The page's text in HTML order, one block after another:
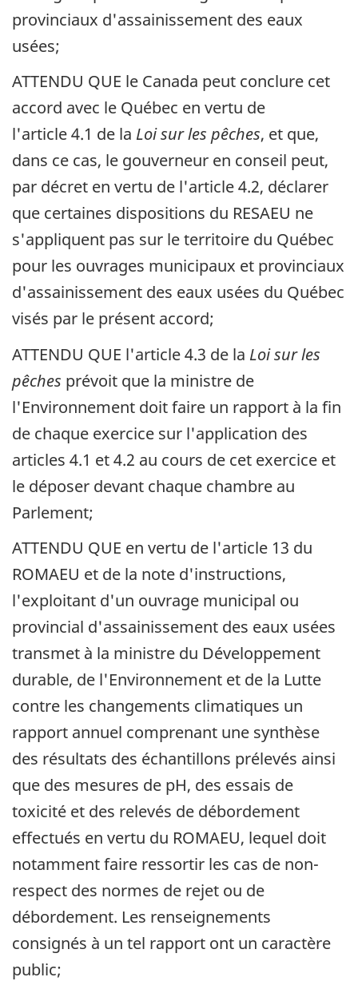
provinciaux d'assainissement des eaux
usées;
ATTENDU QUE le Canada peut conclure cet
accord avec le Québec en vertu de
l'article 4.1 de la Loi sur les pêches, et que,
dans ce cas, le gouverneur en conseil peut,
par décret en vertu de l'article 4.2, déclarer
que certaines dispositions du RESAEU ne
s'appliquent pas sur le territoire du Québec
pour les ouvrages municipaux et provinciaux
d'assainissement des eaux usées du Québec
visés par le présent accord;
ATTENDU QUE l'article 4.3 de la Loi sur les
pêches prévoit que la ministre de
l'Environnement doit faire un rapport à la fin
de chaque exercice sur l'application des
articles 4.1 et 4.2 au cours de cet exercice et
le déposer devant chaque chambre au
Parlement;
ATTENDU QUE en vertu de l'article 13 du
ROMAEU et de la note d'instructions,
l'exploitant d'un ouvrage municipal ou
provincial d'assainissement des eaux usées
transmet à la ministre du Développement
durable, de l'Environnement et de la Lutte
contre les changements climatiques un
rapport annuel comprenant une synthèse
des résultats des échantillons prélevés ainsi
que des mesures de pH, des essais de
toxicité et des relevés de débordement
effectués en vertu du ROMAEU, lequel doit
notamment faire ressortir les cas de non-
respect des normes de rejet ou de
débordement. Les renseignements
consignés à un tel rapport ont un caractère
public;